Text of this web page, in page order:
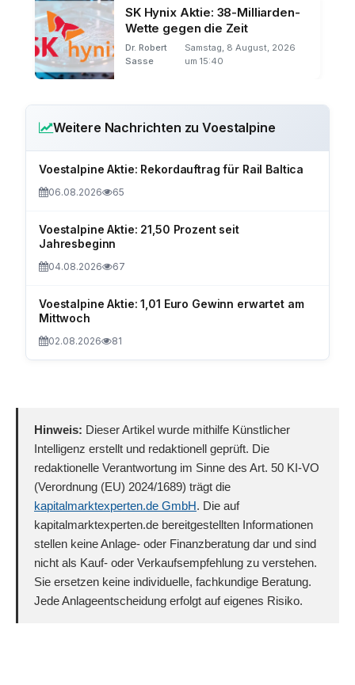
SK Hynix Aktie: 38-Milliarden-
Wette gegen die Zeit
Dr. Robert
Sasse
Samstag, 8 August, 2026
um 15:40
Weitere Nachrichten zu Voestalpine
Voestalpine Aktie: Rekordauftrag für Rail Baltica
06.08.2026 65
Voestalpine Aktie: 21,50 Prozent seit
Jahresbeginn
04.08.2026 67
Voestalpine Aktie: 1,01 Euro Gewinn erwartet am
Mittwoch
02.08.2026 81
Hinweis: Dieser Artikel wurde mithilfe Künstlicher
Intelligenz erstellt und redaktionell geprüft. Die
redaktionelle Verantwortung im Sinne des Art. 50 KI-VO
(Verordnung (EU) 2024/1689) trägt die
kapitalmarktexperten.de GmbH. Die auf
kapitalmarktexperten.de bereitgestellten Informationen
stellen keine Anlage- oder Finanzberatung dar und sind
nicht als Kauf- oder Verkaufsempfehlung zu verstehen.
Sie ersetzen keine individuelle, fachkundige Beratung.
Jede Anlageentscheidung erfolgt auf eigenes Risiko.